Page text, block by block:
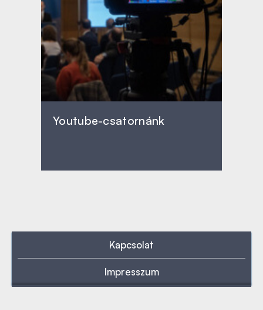
Youtube-csatornánk
Kapcsolat
Impresszum